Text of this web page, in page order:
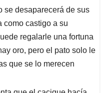
se desaparecerá de sus
como castigo a su
regalarle una fortuna
oro, pero el pato solo le
que se lo merecen